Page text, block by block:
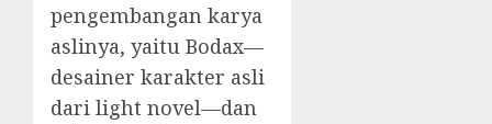
pengembangan karya
aslinya, yaitu Bodax—
desainer karakter asli
dari light novel—dan